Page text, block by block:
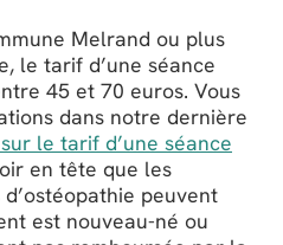
Melrand ou plus
le tarif d’une séance
45 et 70 euros. Vous
dans notre dernière
le tarif d’une séance
en tête que les
peuvent
est nouveau-né ou